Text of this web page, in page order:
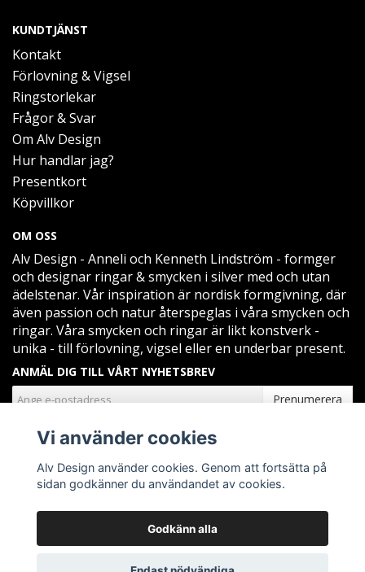
KUNDTJÄNST
Kontakt
Förlovning & Vigsel
Ringstorlekar
Frågor & Svar
Om Alv Design
Hur handlar jag?
Presentkort
Köpvillkor
OM OSS
Alv Design - Anneli och Kenneth Lindström - formger
och designar ringar & smycken i silver med och utan
ädelstenar. Vår inspiration är nordisk formgivning, där
även passion och natur återspeglas i våra smycken och
ringar. Våra smycken och ringar är likt konstverk -
unika - till förlovning, vigsel eller en underbar present.
ANMÄL DIG TILL VÅRT NYHETSBREV
Prenumerera
© Copyright Alv Design
Vi använder cookies
Alv Design använder cookies. Genom att fortsätta på
sidan godkänner du användandet av cookies.
Godkänn alla